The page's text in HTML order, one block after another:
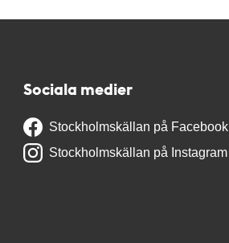
Sociala medier
Stockholmskällan på Facebook
Stockholmskällan på Instagram